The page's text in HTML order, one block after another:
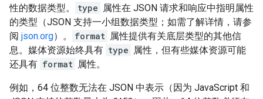
性的数据类型。
type 属性在 JSON 请求和响应中指明属性
的类型（JSON 支持一小组数据类型；如需了解详情，请参
阅 json.org）。 format 属性提供有关底层类型的其他信
息。媒体资源始终具有 type 属性，但有些媒体资源可能
还具有 format 属性。
例如，64 位整数无法在 JSON 中表示（因为 JavaScript 和